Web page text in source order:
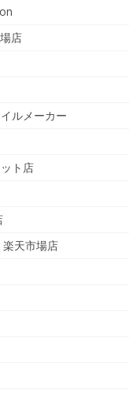
店
ルメーカー
ト店
天市場店